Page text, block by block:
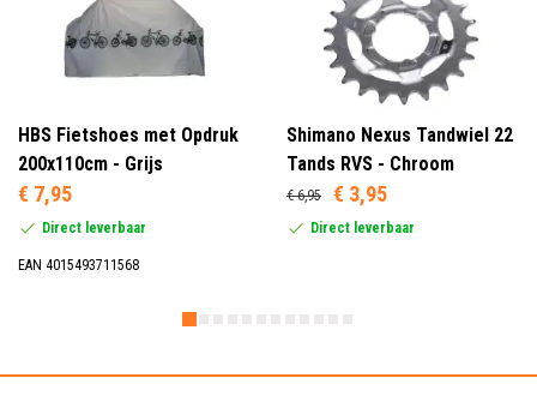
HBS Fietshoes met Opdruk
200x110cm - Grijs
€ 7,95
Direct leverbaar
EAN 4015493711568
Shimano Nexus Tandwiel 22
Tands RVS - Chroom
€ 6,95 € 3,95
Direct leverbaar